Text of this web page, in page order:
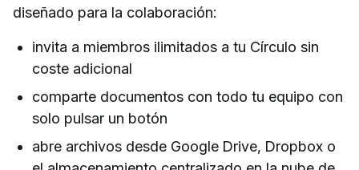
diseñado para la colaboración:
invita a miembros ilimitados a tu Círculo sin
coste adicional
comparte documentos con todo tu equipo con
solo pulsar un botón
abre archivos desde Google Drive, Dropbox o